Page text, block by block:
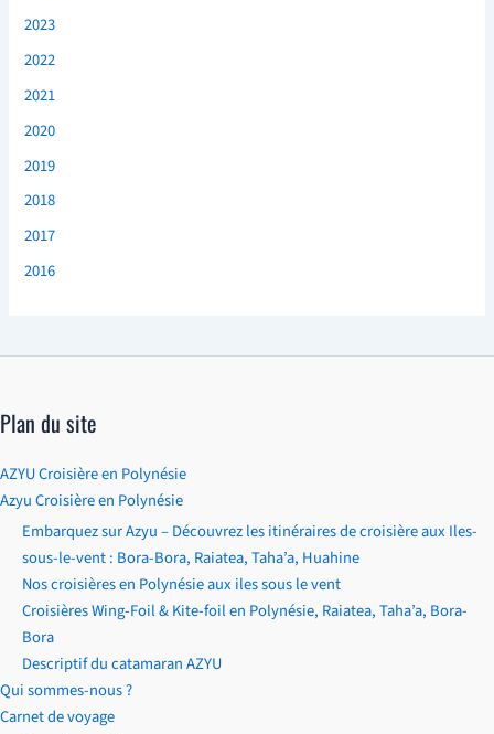
2023
2022
2021
2020
2019
2018
2017
2016
Plan du site
AZYU Croisière en Polynésie
Azyu Croisière en Polynésie
Embarquez sur Azyu – Découvrez les itinéraires de croisière aux Iles-
sous-le-vent : Bora-Bora, Raiatea, Taha’a, Huahine
Nos croisières en Polynésie aux iles sous le vent
Croisières Wing-Foil & Kite-foil en Polynésie, Raiatea, Taha’a, Bora-
Bora
Descriptif du catamaran AZYU
Qui sommes-nous ?
Carnet de voyage